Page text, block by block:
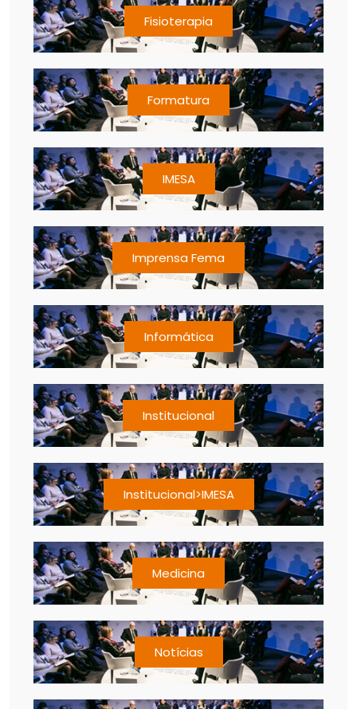
Fisioterapia
Formatura
IMESA
Imprensa Fema
Informática
Institucional
Institucional>IMESA
Medicina
Notícias